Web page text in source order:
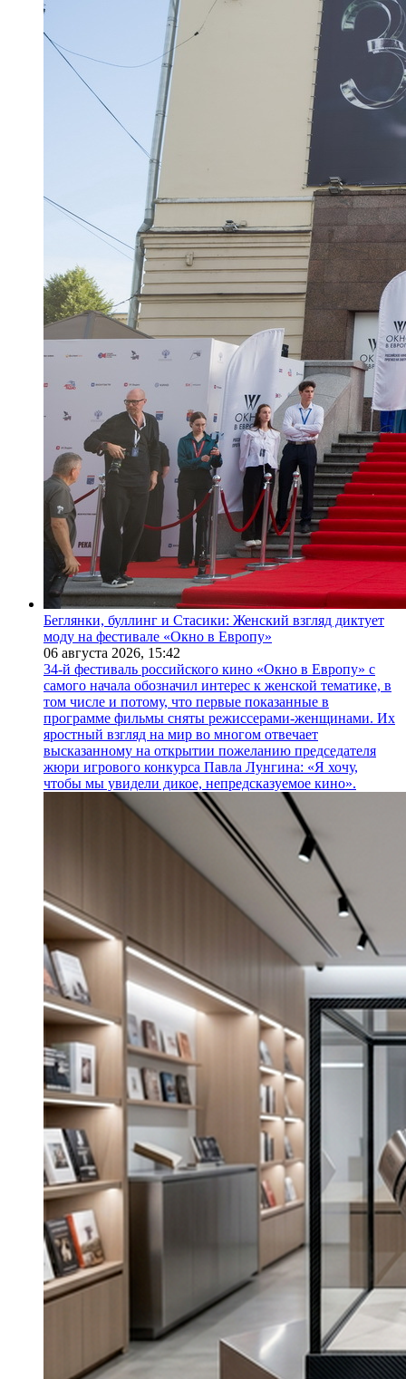
Беглянки, буллинг и Стасики: Женский взгляд диктует
моду на фестивале «Окно в Европу»
06 августа 2026, 15:42
34-й фестиваль российского кино «Окно в Европу» с
самого начала обозначил интерес к женской тематике, в
том числе и потому, что первые показанные в
программе фильмы сняты режиссерами-женщинами. Их
яростный взгляд на мир во многом отвечает
высказанному на открытии пожеланию председателя
жюри игрового конкурса Павла Лунгина: «Я хочу,
чтобы мы увидели дикое, непредсказуемое кино».